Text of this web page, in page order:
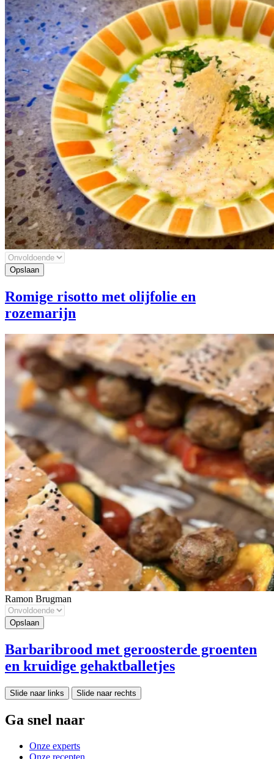
Romige risotto met olijfolie en
rozemarijn
Ramon Brugman
Barbaribrood met geroosterde groenten
en kruidige gehaktballetjes
Slide naar links Slide naar rechts
Ga snel naar
Onze experts
Onze recepten